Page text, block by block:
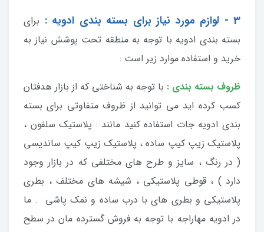
3 - لوازم مورد نیاز برای بسته بندی ادویه :
برای
بسته بندی ادویه با توجه به منطقه تحت پوشش نیاز به
خرید و استفاده موارد زیر است :
ظروف بسته بندی : با توجه به شناختی که از بازار هدفتان
کسب کرده اید می توانید از ظروف متفاوتی برای بسته
بندی ادویه جات استفاده کنید مانند : پلاستیک سلفون ،
پلاستیک زیپ کیپ ساده ، پلاستیک زیپ کیپ ساندیسی
( در رنگ ، سایز و طرح های مختلفی که در بازار وجود
دارد ) ، قوطی پلاستیکی ، شیشه های مختلف ، بطری
پلاستیکی و بطری های با درب ساده و نمک پاشی . ما
در ادویه مهاراجه با توجه به فروش گسترده مان در سطح